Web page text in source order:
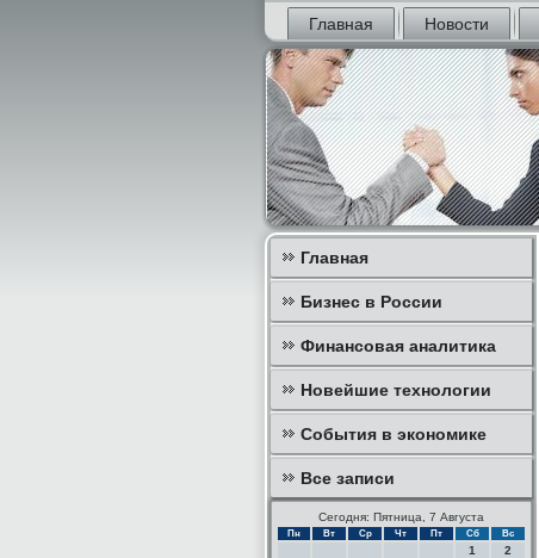
Главная Новости
Главная
Бизнес в России
Финансовая аналитика
Новейшие технологии
События в экономике
Все записи
Сегодня: Пятница, 7 Августа
Пн Вт Ср Чт Пт Сб Вс
1
2